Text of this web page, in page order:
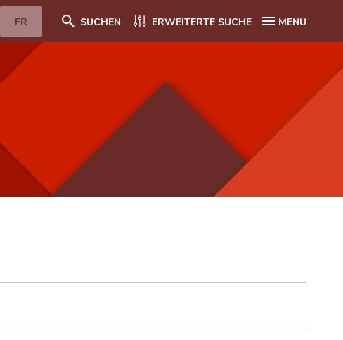
FR SUCHEN ERWEITERTE SUCHE MENU